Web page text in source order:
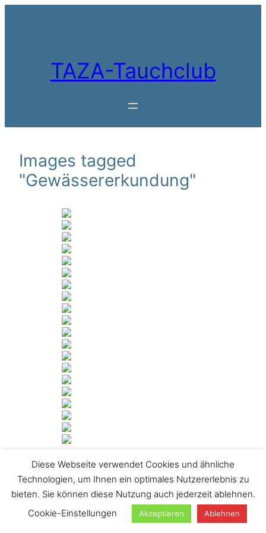
TAZA-Tauchclub
Images tagged
"Gewässererkundung"
[ZEIGE DIASHOW]
1 2 … 25 ►
Suchen
Diese Webseite verwendet Cookies und ähnliche
Technologien, um Ihnen ein optimales Nutzererlebnis zu
bieten. Sie können diese Nutzung auch jederzeit ablehnen.
Cookie-Einstellungen
Akzeptieren Ablehnen